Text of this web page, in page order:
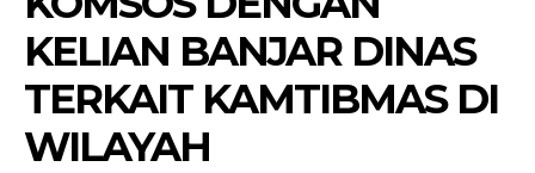
KELIAN BANJAR DINAS
TERKAIT KAMTIBMAS DI
WILAYAH